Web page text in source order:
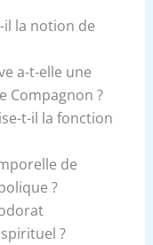
il la notion de
a-t-elle une
Compagnon ?
t-il la fonction
de
?
?